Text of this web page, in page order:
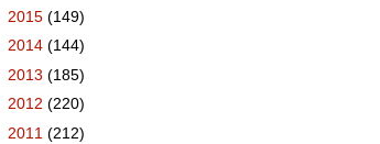
2015 (149)
2014 (144)
2013 (185)
2012 (220)
2011 (212)